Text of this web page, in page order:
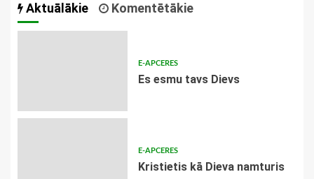
Aktuālākie Komentētākie
E-APCERES
Es esmu tavs Dievs
E-APCERES
Kristietis kā Dieva namturis